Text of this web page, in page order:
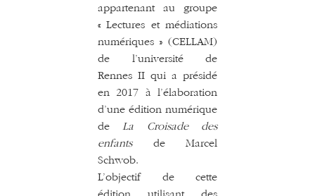
appartenant au groupe
« Lectures et médiations
numériques » (CELLAM)
de l’université de
Rennes II qui a présidé
en 2017 à l’élaboration
d’une édition numérique
deLa Croisade des
enfantsde Marcel
Schwob.
L’objectif de cette